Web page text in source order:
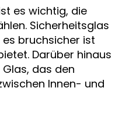
es wichtig, die
Sicherheitsglas
bruchsicher ist
Darüber hinaus
das den
Innen- und